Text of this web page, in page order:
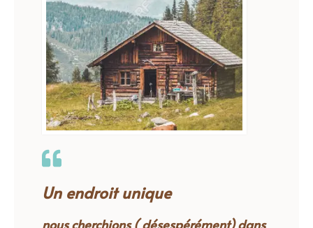
Un endroit unique
nous cherchions ( désespérément) dans